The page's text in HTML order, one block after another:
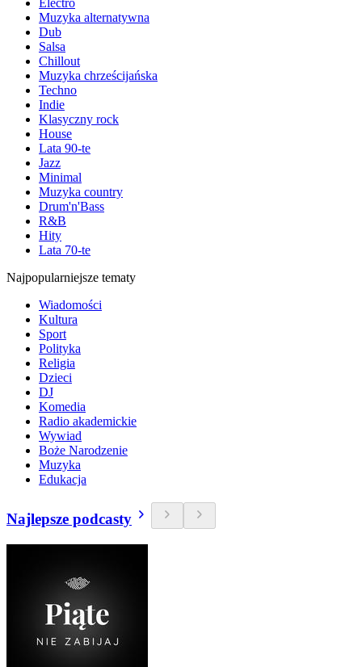
Electro
Muzyka alternatywna
Dub
Salsa
Chillout
Muzyka chrześcijańska
Techno
Indie
Klasyczny rock
House
Lata 90-te
Jazz
Minimal
Muzyka country
Drum'n'Bass
R&B
Hity
Lata 70-te
Najpopularniejsze tematy
Wiadomości
Kultura
Sport
Polityka
Religia
Dzieci
DJ
Komedia
Radio akademickie
Wywiad
Boże Narodzenie
Muzyka
Edukacja
Najlepsze podcasty